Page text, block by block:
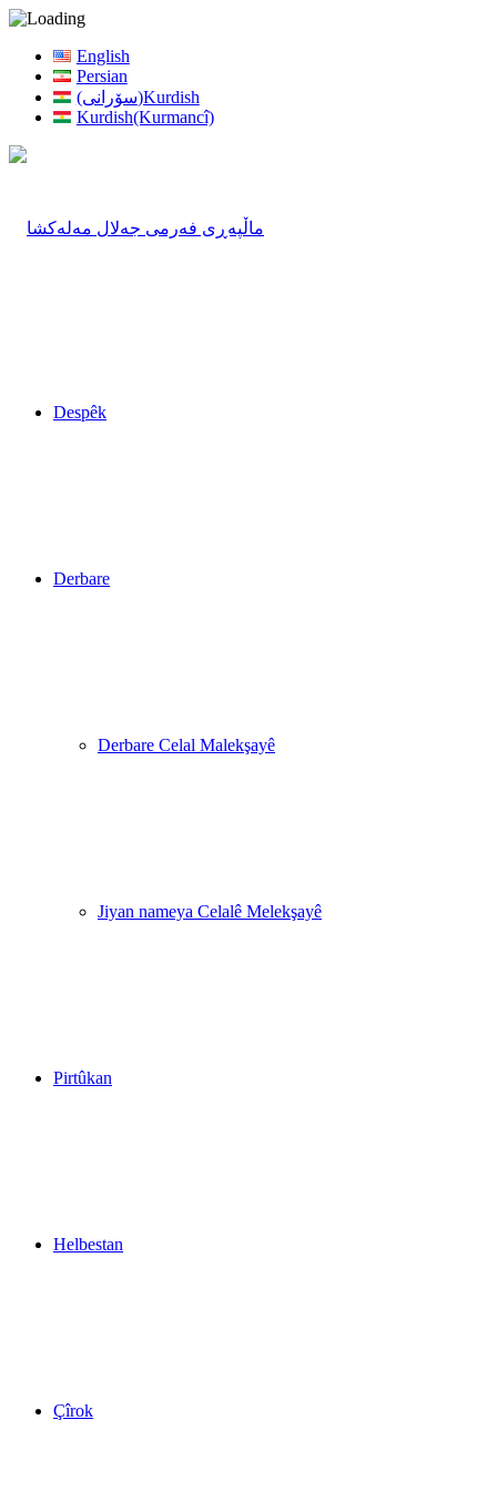
English
Persian
(سۆرانی)Kurdish
Kurdish(Kurmancî)
Despêk
Derbare
Derbare Celal Malekşayê
Jiyan nameya Celalê Melekşayê
Pirtûkan
Helbestan
Çîrok